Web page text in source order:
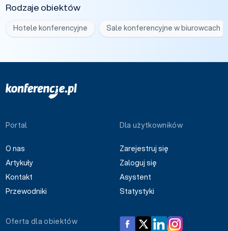
Rodzaje obiektów
Hotele konferencyjne Sale konferencyjne w biurowcach
Portal
O nas
Artykuły
Kontakt
Przewodniki
Dla użytkowników
Zarejestruj się
Zaloguj się
Asystent
Statystyki
Oferta dla obiektów